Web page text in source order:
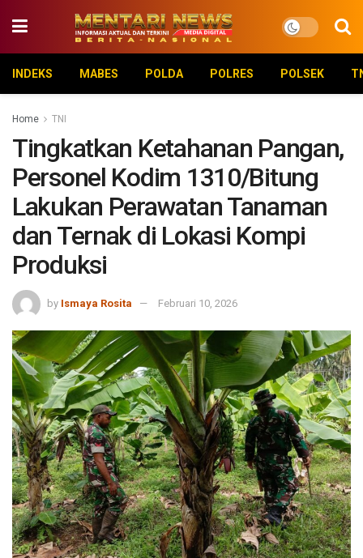
INDEKS MABES POLDA POLRES POLSEK
Home TNI
Tingkatkan Ketahanan Pangan,
Personel Kodim 1310/Bitung
Lakukan Perawatan Tanaman
dan Ternak di Lokasi Kompi
Produksi
by Ismaya Rosita Februari 10, 2026